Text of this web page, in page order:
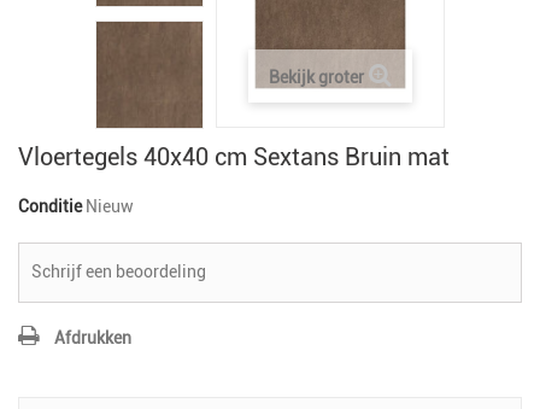
Bekijk groter
Vloertegels 40x40 cm Sextans Bruin mat
Conditie Nieuw
Schrijf een beoordeling
Afdrukken